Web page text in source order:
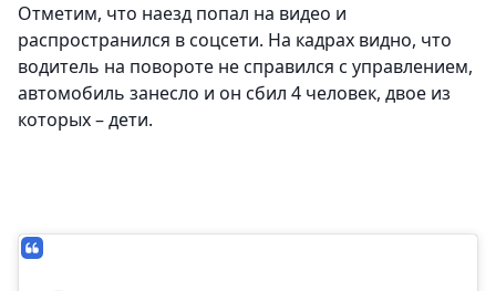
Отметим, что наезд попал на видео и
распространился в соцсети. На кадрах видно, что
водитель на повороте не справился с управлением,
автомобиль занесло и он сбил 4 человек, двое из
которых – дети.